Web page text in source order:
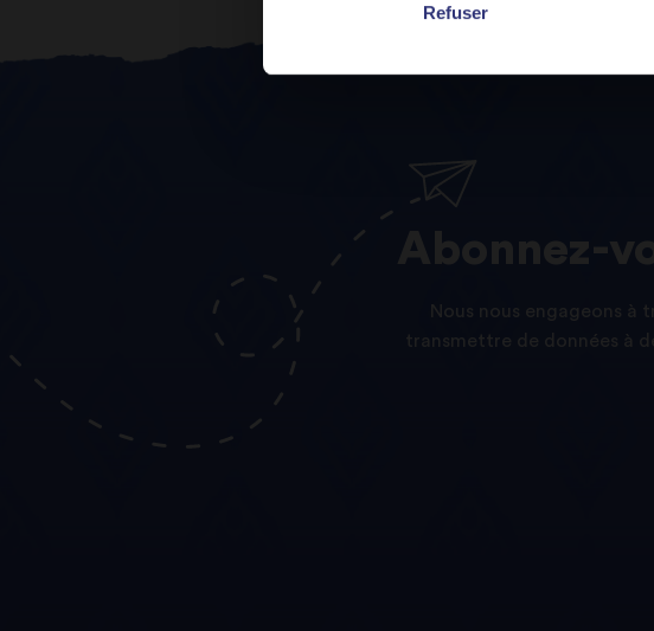
Refuser
Abonnez-
Nous nous engageons
transmettre de données à